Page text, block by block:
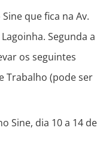
que fica na Av.
Segunda a
os seguintes
Trabalho (pode ser
Sine, dia 10 a 14 de